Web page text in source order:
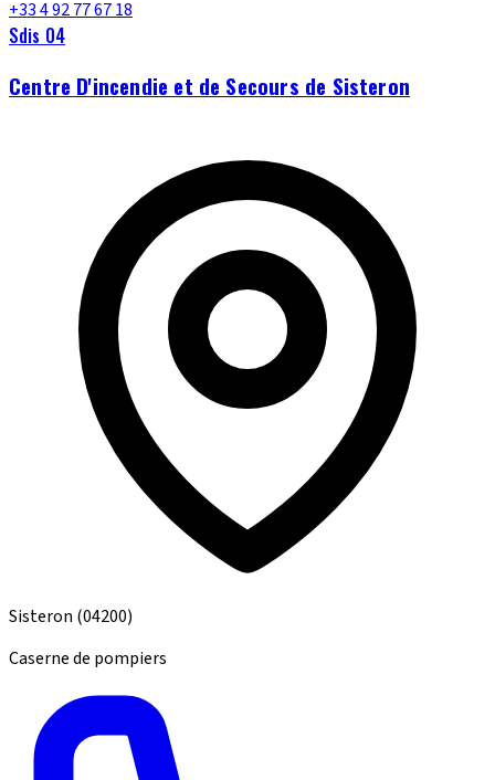
+33 4 92 77 67 18
Sdis 04
Centre D'incendie et de Secours de Sisteron
Sisteron (04200)
Caserne de pompiers